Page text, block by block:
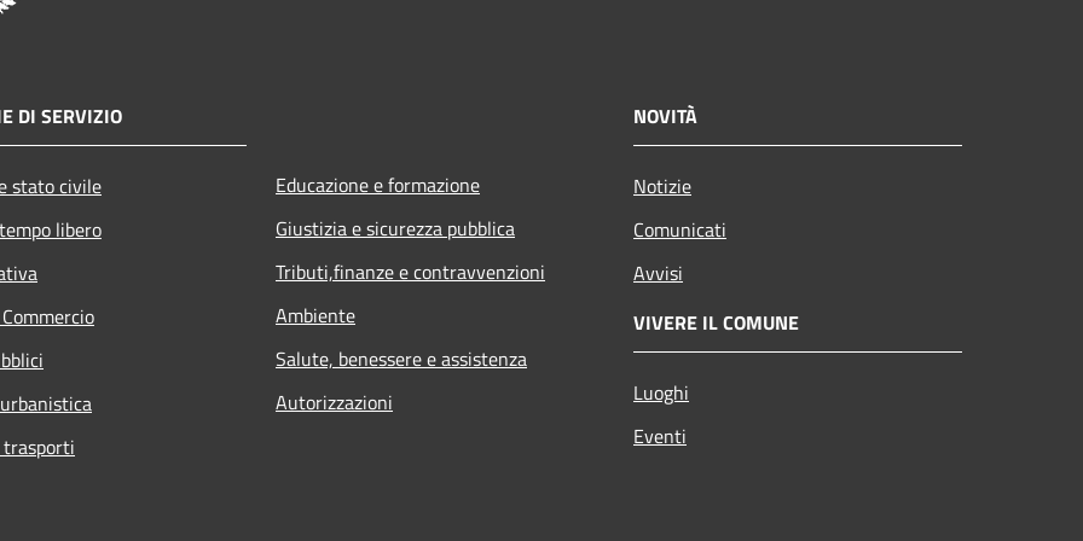
DI SERVIZIO
stato civile
libero
Educazione e formazione
Giustizia e sicurezza pubblica
Tributi,finanze e contravvenzioni
Ambiente
Salute, benessere e assistenza
Autorizzazioni
NOVITÀ
Notizie
Comunicati
Avvisi
VIVERE IL COMUNE
Luoghi
Eventi